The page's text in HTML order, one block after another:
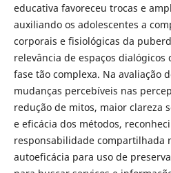
educativa favoreceu trocas e
auxiliando os adolescentes a
corporais e fisiológicas da
relevância de espaços dialógicos
fase tão complexa. Na avaliação
mudanças percebíveis nas
redução de mitos, maior clareza
e eficácia dos métodos,
responsabilidade compartilhada
autoeficácia para uso de